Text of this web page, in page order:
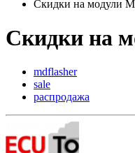
Скидки на модули
Скидки на
mdflasher
sale
распродажа